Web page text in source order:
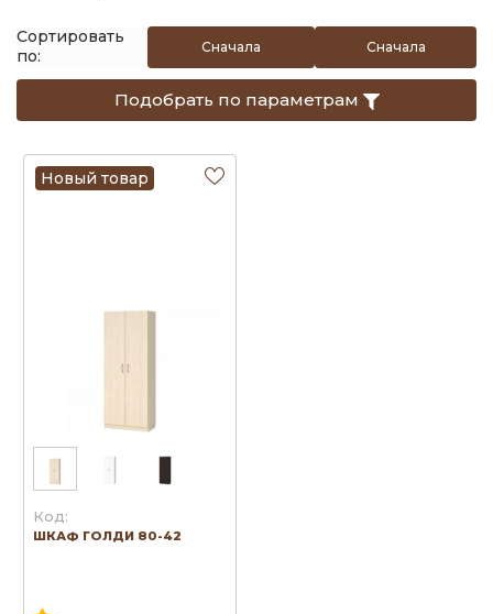
Сортировать
по:
Сначала Сначала
Подобрать по параметрам
Новый товар
Код:
ШКАФ ГОЛДИ 80-42